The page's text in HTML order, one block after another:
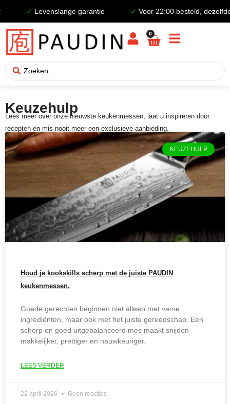
Levenslange garantie Voor 22:00 besteld, dezelfde
0
Keuzehulp
Lees meer over onze nieuwste keukenmessen, laat u inspireren door
recepten en mis nooit meer een exclusieve aanbieding.
KEUZEHULP
Houd je kookskills scherp met de juiste PAUDIN
keukenmessen.
Goede gerechten beginnen niet alleen met verse
ingrediënten, maar ook met het juiste gereedschap. Een
scherp en goed uitgebalanceerd mes maakt snijden
makkelijker, prettiger en nauwkeuriger.
LEES VERDER
22 april 2026 Geen reacties